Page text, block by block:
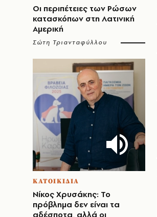
Οι περιπέτειες των Ρώσων
κατασκόπων στη Λατινική
Αμερική
Σώτη Τριανταφύλλου
ΚΑΤΟΙΚΙΔΙΑ
Νίκος Χρυσάκης: Το
πρόβλημα δεν είναι τα
αδέσποτα, αλλά οι